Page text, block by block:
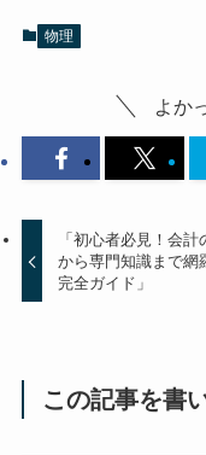
物理
よか
「初心者必見！会計
から専門知識まで網
完全ガイド」
この記事を書